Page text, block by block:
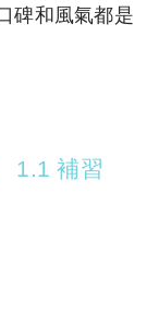
碑和風氣都是
1.1 補習